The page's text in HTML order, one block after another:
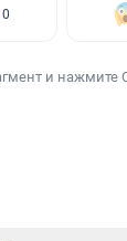
0
и нажмите